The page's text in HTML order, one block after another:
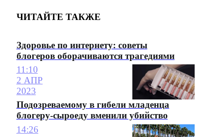
ЧИТАЙТЕ ТАКЖЕ
Здоровье по интернету: советы
блогеров оборачиваются трагедиями
11:10
2 АПР
2023
Подозреваемому в гибели младенца
блогеру-сыроеду вменили убийство
14:26